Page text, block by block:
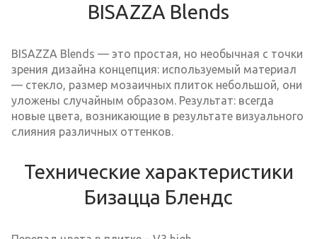
BISAZZA Blends
BISAZZA Blends — это простая, но необычная с точки
зрения дизайна концепция: используемый материал
— стекло, размер мозаичных плиток небольшой, они
уложены случайным образом. Результат: всегда
новые цвета, возникающие в результате визуального
слияния различных оттенков.
Технические характеристики
Бизацца Блендс